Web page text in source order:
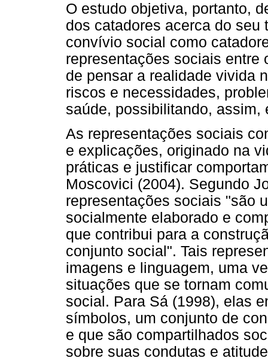
O estudo objetiva, portanto,
dos catadores acerca do
convívio social como
representações sociais entre
de pensar a realidade vivida
riscos e necessidades,
saúde, possibilitando, assim,
As representações sociais
e explicações, originado na
práticas e justificar
Moscovici (2004). Segundo
representações sociais "são
socialmente elaborado e
que contribui para a
conjunto social". Tais
imagens e linguagem, uma
situações que se tornam
social. Para Sá (1998), elas
símbolos, um conjunto de
e que são compartilhados
sobre suas condutas e